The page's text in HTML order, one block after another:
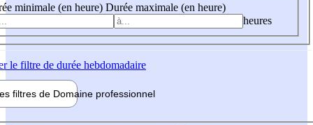
minimale (en heure) Durée maximale (en heure)
heures
le filtre de durée hebdomadaire
filtres de Domaine professionnel